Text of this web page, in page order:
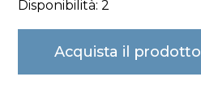
Disponibilità: 2
Acquista il prodotto